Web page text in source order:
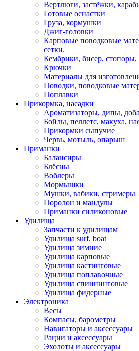
Вертлюги, застёжки,
Готовые оснастки
Груза, кормушки
Джиг-головки
Карповые поводковые
сетки.
Кембрики, бисер, стопоры,
Крючки
Материалы для
Поводки, поводковые
Поплавки
Прикормка, насадки
Ароматизаторы, дипы,
Бойлы, пеллетс, макуха,
Прикормки сыпучие
Червь, мотыль, опарыш
Приманки
Балансиры
Блёсны
Воблеры
Мормышки
Мушки, вабики, стримеры
Поролон и мандулы
Приманки силиконовые
Удилища
Запчасти к удилищам
Удилища surf, boat
Удилища зимние
Удилища карповые
Удилища кастинговые
Удилища поплавочные
Удилища спиннинговые
Удилища фидерные
Электроника
Весы
Компасы, барометры
Навигаторы и аксессуары
Рации и аксессуары
Эхолоты и аксессуары